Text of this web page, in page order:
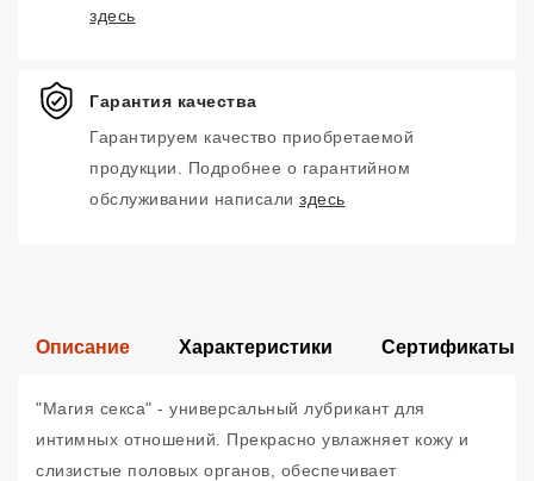
здесь
Гарантия качества
Гарантируем качество приобретаемой
продукции. Подробнее о гарантийном
обслуживании написали здесь
Описание Характеристики Сертификаты
"Магия секса" - универсальный лубрикант для
интимных отношений. Прекрасно увлажняет кожу и
слизистые половых органов, обеспечивает